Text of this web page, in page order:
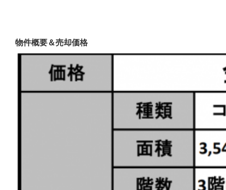
物件概要＆売却価格